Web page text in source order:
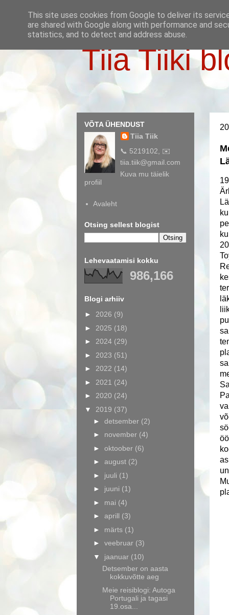
Tiia Tiiki
VÕTA ÜHENDUST
Tiia Tiik
📞 5219102, ✉️
tiia.tiik@gmail.com
Kuva mu täielik
profiil
Avaleht
Otsing sellest blogist
Lehevaatamisi kokku
986,166
Blogi arhiiv
► 2026 (9)
► 2025 (18)
► 2024 (29)
► 2023 (51)
► 2022 (14)
► 2021 (24)
► 2020 (24)
▼ 2019 (37)
► detsember (2)
► november (4)
► oktoober (6)
► august (2)
► juuli (1)
► juuni (1)
► mai (4)
► aprill (3)
► märts (1)
► veebruar (3)
▼ jaanuar (10)
Detsember on aasta
kokkuvõtte aeg
Meie reisiblogi: Autoga
Portugali ja tagasi
19.osa...
This site uses cookies from Google to deliver its
are shared with Google along with performance and
statistics, and to detect and address abuse.